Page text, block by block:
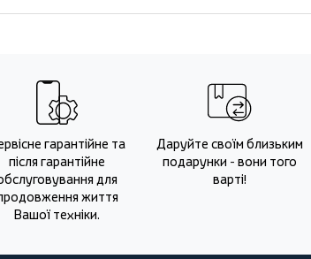
гарантійне та
після гарантійне
для
життя
Вашої техніки.
Даруйте своїм близьким
подарунки - вони того
варті!